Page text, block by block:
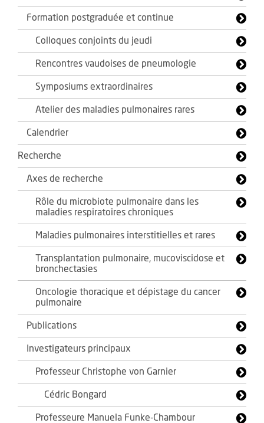
Formation postgraduée et continue
Colloques conjoints du jeudi
Rencontres vaudoises de pneumologie
Symposiums extraordinaires
Atelier des maladies pulmonaires rares
Calendrier
Recherche
Axes de recherche
Rôle du microbiote pulmonaire dans les
maladies respiratoires chroniques
Maladies pulmonaires interstitielles et rares
Transplantation pulmonaire, mucoviscidose et
bronchectasies
Oncologie thoracique et dépistage du cancer
pulmonaire
Publications
Investigateurs principaux
Professeur Christophe von Garnier
Cédric Bongard
Professeure Manuela Funke-Chambour